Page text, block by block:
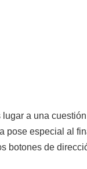
a una
pose especial al
botones de